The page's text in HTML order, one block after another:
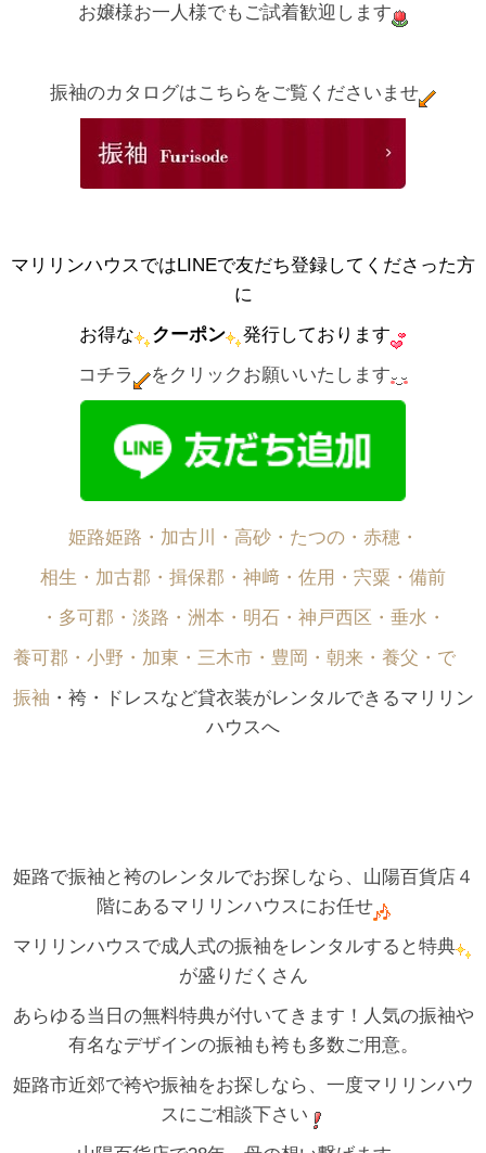
お嬢様お一人様でもご試着歓迎します
振袖のカタログはこちらをご覧くださいませ
マリリンハウスではLINEで友だち登録してくださった方
に
お得な
クーポン
発行しております
コチラ
をクリックお願いいたします
姫路姫路・加古川・高砂・たつの・赤穂・
相生・加古郡・揖保郡・神﨑・佐用・宍粟・備前
・多可郡・淡路・洲本・明石・神戸西区・垂水・
養可郡・小野・加東・三木市・豊岡・朝来・養父・で゙
振袖 ・袴・ドレスなど貸衣装がレンタルできるマリリン
ハウスへ
姫路で振袖と袴のレンタルでお探しなら、山陽百貨店４
階にあるマリリンハウスにお任せ
マリリンハウスで成人式の振袖をレンタルすると特典
が盛りだくさん
あらゆる当日の無料特典が付いてきます！人気の振袖や
有名なデザインの振袖も袴も多数ご用意。
姫路市近郊で袴や振袖をお探しなら、一度マリリンハウ
スにご相談下さい